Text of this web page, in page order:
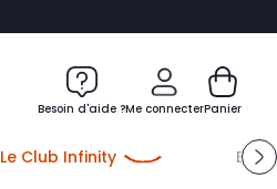
Besoin d'aide ?Me connecter
Me connecter
Panier
Le Club Infinity